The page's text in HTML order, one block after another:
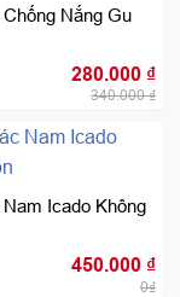
Nắng Gu
340.000₫
Giá
gốc
280.000 ₫Giá
tại
Icado Không
450.000 ₫
0₫